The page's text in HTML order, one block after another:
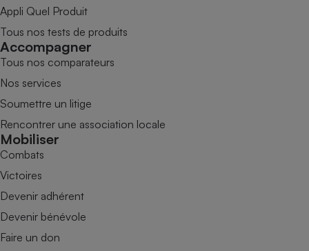
Appli Quel Produit
Tous nos tests de produits
Accompagner
Tous nos comparateurs
Nos services
Soumettre un litige
Rencontrer une association locale
Mobiliser
Combats
Victoires
Devenir adhérent
Devenir bénévole
Faire un don